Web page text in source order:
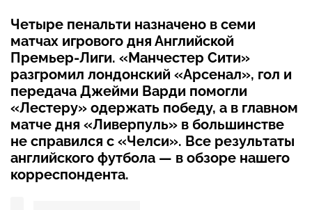
Четыре пенальти назначено в семи
матчах игрового дня Английской
Премьер-Лиги. «Манчестер Сити»
разгромил лондонский «Арсенал», гол и
передача Джейми Варди помогли
«Лестеру» одержать победу, а в главном
матче дня «Ливерпуль» в большинстве
не справился с «Челси». Все результаты
английского футбола — в обзоре нашего
корреспондента.